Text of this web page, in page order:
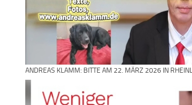
ANDREAS KLAMM: BITTE AM 22. MÄRZ 2026 IN